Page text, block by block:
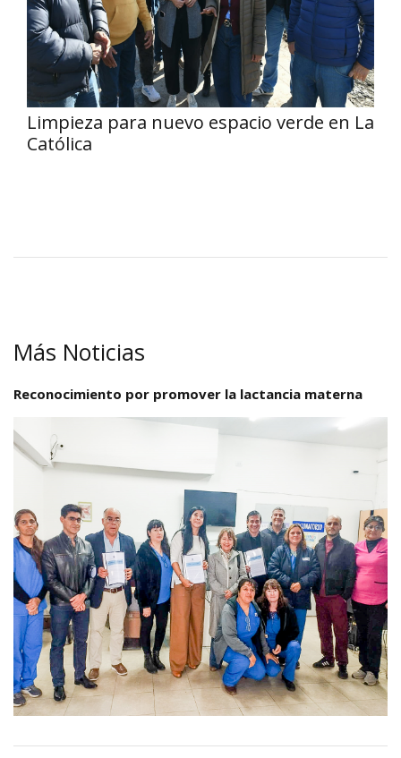
Limpieza para nuevo espacio verde en La
Católica
Más Noticias
Reconocimiento por promover la lactancia materna